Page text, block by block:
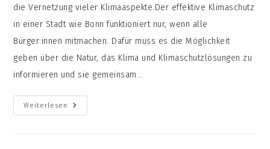
die Vernetzung vieler Klimaaspekte.Der effektive Klimaschutz
in einer Stadt wie Bonn funktioniert nur, wenn alle
Bürger:innen mitmachen. Dafür muss es die Möglichkeit
geben über die Natur, das Klima und Klimaschutzlösungen zu
informieren und sie gemeinsam…
Weiterlesen
Warum
Ist